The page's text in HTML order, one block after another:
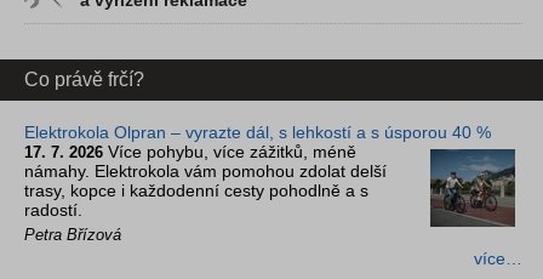
Co právě frčí?
Elektrokola Olpran – vyrazte dál, s lehkostí a s úsporou 40 %
17. 7. 2026 Více pohybu, více zážitků, méně
námahy. Elektrokola vám pomohou zdolat delší
trasy, kopce i každodenní cesty pohodlně a s
radostí.
Petra Břízová
více…